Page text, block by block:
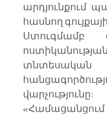
արդյունքում
հասնող
Ստուգմամբ
վարչությունը: